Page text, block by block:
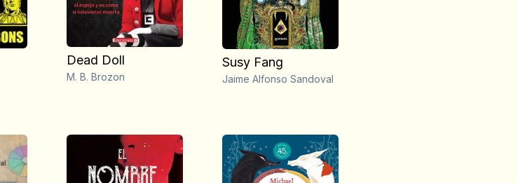
Dead Doll
M. B. Brozon
Susy Fang
Jaime Alfonso Sandoval